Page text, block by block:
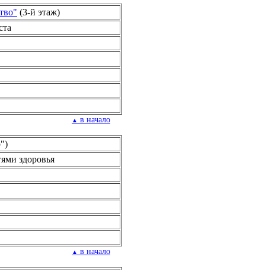
(3-й этаж)
▲ в начало
здоровья
▲ в начало